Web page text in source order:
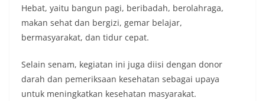
Hebat, yaitu bangun pagi, beribadah, berolahraga,
makan sehat dan bergizi, gemar belajar,
bermasyarakat, dan tidur cepat.
Selain senam, kegiatan ini juga diisi dengan donor
darah dan pemeriksaan kesehatan sebagai upaya
untuk meningkatkan kesehatan masyarakat.